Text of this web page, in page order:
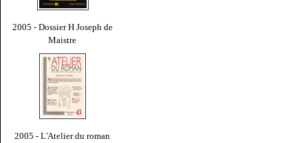
2005 - Dossier H Joseph de
Maistre
2005 - L'Atelier du roman